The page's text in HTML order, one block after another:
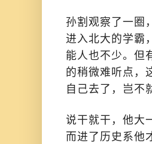
孙割观察了一圈
进入北大的学霸
能人也不少。但
的稍微难听点，
自己去了，岂不
说干就干，他大
而进了历史系他